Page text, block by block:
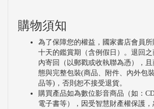
購物須知
為了保障您的權益，國家書店會員
十天的鑑賞期（含例假日）。退回
內寄回（以郵戳或收執聯為憑），
態與完整包裝(商品、附件、內外包
品等)，否則恕不接受退貨。
購買產品如為數位影音商品（如：
電子書等），因受智慧財產權保護，